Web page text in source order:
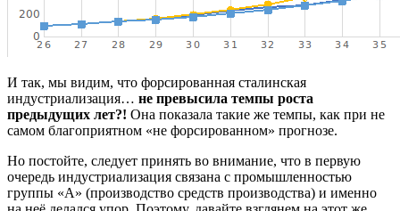
И так, мы видим, что форсированная сталинская
индустриализация… не превысила темпы роста
предыдущих лет?! Она показала такие же темпы, как при не
самом благоприятном «не форсированном» прогнозе.
Но постойте, следует принять во внимание, что в первую
очередь индустриализация связана с промышленностью
группы «А» (производство средств производства) и именно